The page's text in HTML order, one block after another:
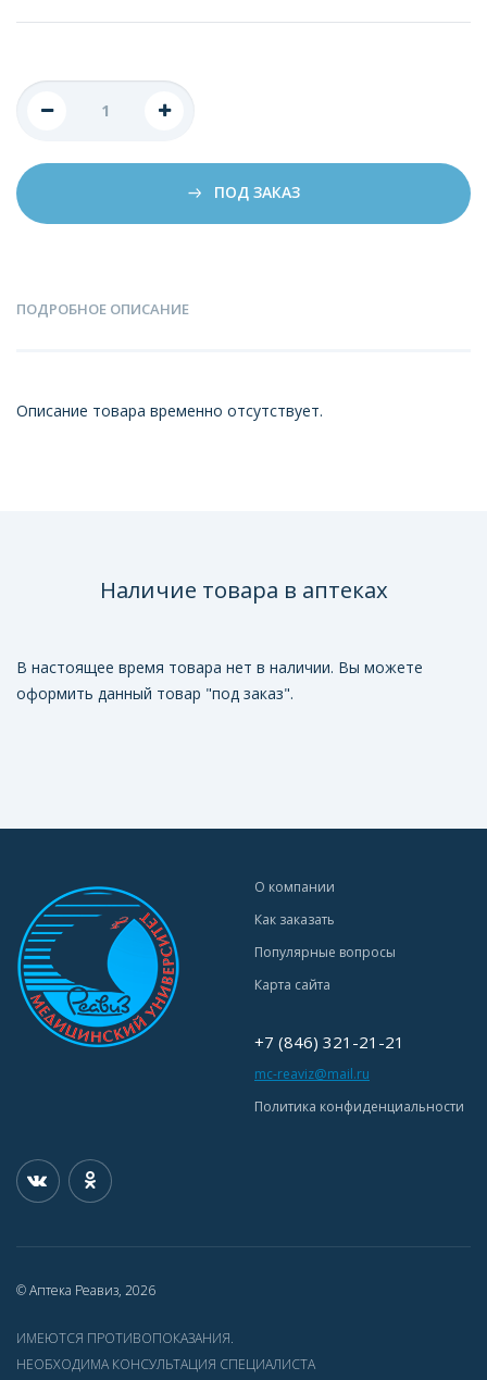
ПОД ЗАКАЗ
ПОДРОБНОЕ ОПИСАНИЕ
Описание товара временно отсутствует.
Наличие товара в аптеках
В настоящее время товара нет в наличии. Вы можете
оформить данный товар "под заказ".
О компании
Как заказать
Популярные вопросы
Карта сайта
+7 (846) 321-21-21
mc-reaviz@mail.ru
Политика конфиденциальности
© Аптека Реавиз, 2026
ИМЕЮТСЯ ПРОТИВОПОКАЗАНИЯ.
НЕОБХОДИМА КОНСУЛЬТАЦИЯ СПЕЦИАЛИСТА